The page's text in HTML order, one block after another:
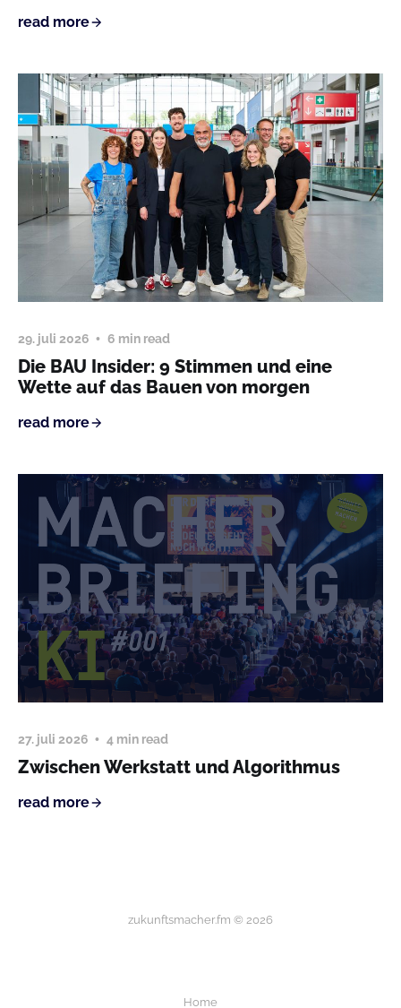
read more
29. juli 2026 6 min read
Die BAU Insider: 9 Stimmen und eine
Wette auf das Bauen von morgen
read more
27. juli 2026 4 min read
Zwischen Werkstatt und Algorithmus
read more
zukunftsmacher.fm © 2026
Home